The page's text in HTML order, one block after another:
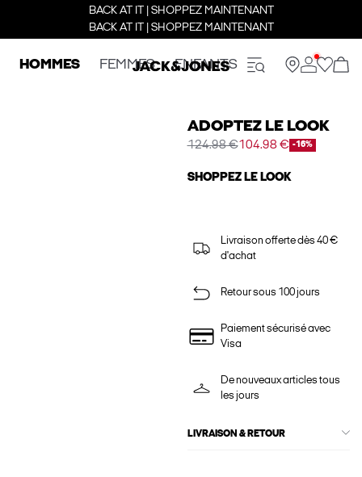
BACK AT IT | SHOPPEZ MAINTENANT
BACK AT IT | SHOPPEZ MAINTENANT
HOMMES FEMMES ENFANTS
ADOPTEZ LE LOOK
124.98 €104.98 € -16%
SHOPPEZ LE LOOK
Livraison offerte dès 40 €
d'achat
Retour sous 100 jours
Paiement sécurisé avec
Visa
De nouveaux articles tous
les jours
LIVRAISON & RETOUR